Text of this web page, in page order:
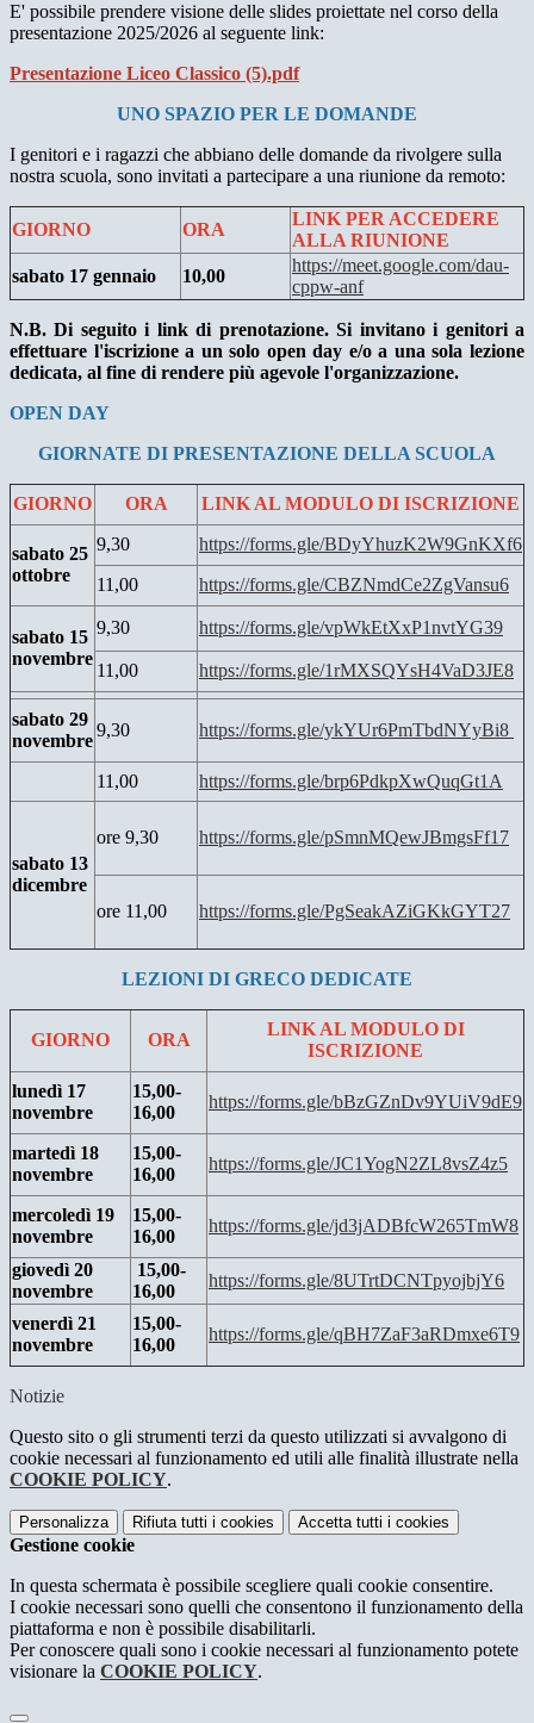
E' possibile prendere visione delle slides proiettate nel corso della
presentazione 2025/2026 al seguente link:
Presentazione Liceo Classico (5).pdf
UNO SPAZIO PER LE DOMANDE
I genitori e i ragazzi che abbiano delle domande da rivolgere sulla
nostra scuola, sono invitati a partecipare a una riunione da remoto:
GIORNO ORA
LINK PER ACCEDERE
ALLA RIUNIONE
sabato 17 gennaio
10,00
https://meet.google.com/dau-
cppw-anf
N.B. Di seguito i link di prenotazione. Si invitano i genitori a
effettuare l'iscrizione a un solo open day e/o a una sola lezione
dedicata, al fine di rendere più agevole l'organizzazione.
OPEN DAY
GIORNATE DI PRESENTAZIONE DELLA SCUOLA
GIORNO ORA LINK AL MODULO DI ISCRIZIONE
sabato 25
ottobre
9,30
https://forms.gle/BDyYhuzK2W9GnKXf6
11,00
https://forms.gle/CBZNmdCe2ZgVansu6
sabato 15
novembre
9,30 https://forms.gle/vpWkEtXxP1nvtYG39
11,00 https://forms.gle/1rMXSQYsH4VaD3JE8
sabato 29
novembre
9,30 https://forms.gle/ykYUr6PmTbdNYyBi8
11,00 https://forms.gle/brp6PdkpXwQuqGt1A
sabato 13
dicembre
ore 9,30 https://forms.gle/pSmnMQewJBmgsFf17
ore 11,00 https://forms.gle/PgSeakAZiGKkGYT27
LEZIONI DI GRECO DEDICATE
GIORNO ORA
LINK AL MODULO DI
ISCRIZIONE
lunedì 17
novembre
15,00-
16,00
https://forms.gle/bBzGZnDv9YUiV9dE9
martedì 18
novembre
15,00-
16,00
https://forms.gle/JC1YogN2ZL8vsZ4z5
mercoledì 19
novembre
15,00-
16,00
https://forms.gle/jd3jADBfcW265TmW8
giovedì 20
novembre
15,00-
16,00
https://forms.gle/8UTrtDCNTpyojbjY6
venerdì 21
novembre
15,00-
16,00
https://forms.gle/qBH7ZaF3aRDmxe6T9
Notizie
Questo sito o gli strumenti terzi da questo utilizzati si avvalgono di
cookie necessari al funzionamento ed utili alle finalità illustrate nella
COOKIE POLICY.
Personalizza Rifiuta tutti i cookies Accetta tutti i cookies
Gestione cookie
In questa schermata è possibile scegliere quali cookie consentire.
I cookie necessari sono quelli che consentono il funzionamento della
piattaforma e non è possibile disabilitarli.
Per conoscere quali sono i cookie necessari al funzionamento potete
visionare la COOKIE POLICY.